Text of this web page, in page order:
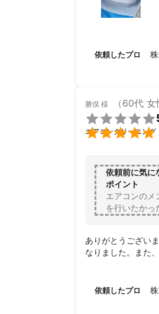
依頼したプロ
勝俣 様 （60代 女


エアコンクリーニング
依頼前に気に
ポイント
エアコンのメ
を行いたかっ
ありがとうござい
なりました。また
依頼したプロ